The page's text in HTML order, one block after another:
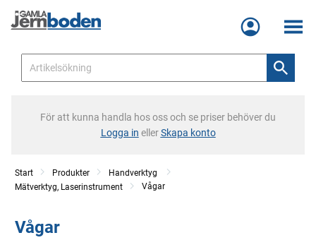
Meny
För att kunna handla hos oss och se priser behöver du
Logga in ellerSkapa konto
Start Produkter
Handverktyg
Mätverktyg, Laserinstrument
Vågar
Vågar